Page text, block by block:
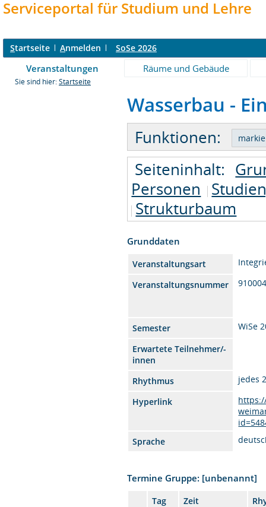
Serviceportal für Studium und Lehre
Startseite Anmelden SoSe 2026
Veranstaltungen Räume und Gebäude
Sie sind hier: Startseite
Wasserbau -
Funktionen:
Seiteninhalt:
Personen
Strukturbaum
Grunddaten
Veranstaltungsart
Veranstaltungsnummer
Semester
WiSe
Erwartete Teilnehmer/-
innen
Rhythmus
jedes
Hyperlink
Sprache
Termine Gruppe: [unbenannt]
Tag Zeit